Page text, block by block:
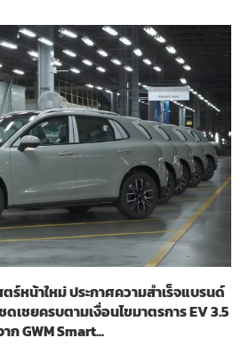
ร์หน้าใหม่ ประกาศความสำเร็จแบรนด์
ชยครบตามเงื่อนไขมาตรการ EV 3.5
าก GWM Smart...